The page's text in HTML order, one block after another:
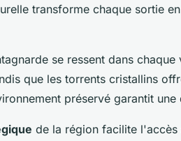
transforme chaque sortie
se ressent dans
que les torrents cristallins
préservé garantit
de la région facilite l'accès